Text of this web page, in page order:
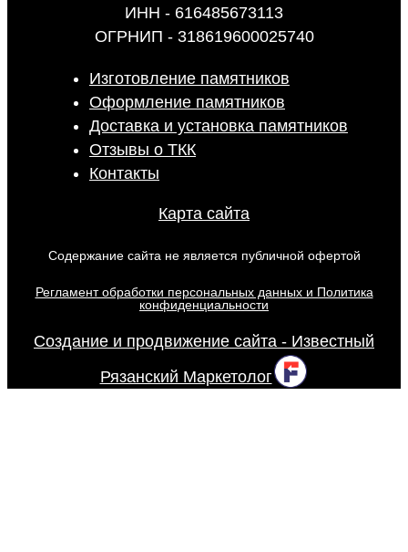
ИНН - 616485673113
ОГРНИП - 318619600025740
Изготовление памятников
Оформление памятников
Доставка и установка памятников
Отзывы о ТКК
Контакты
Карта сайта
Содержание сайта не является публичной офертой
Регламент обработки персональных данных и Политика
конфиденциальности
Создание и продвижение сайта - Известный
Рязанский Маркетолог